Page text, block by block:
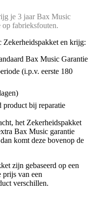
je 3 jaar Bax Music
op fabrieksfouten.
en krijg:
Bax Music Garantie
(i.p.v. eerste 180
product bij reparatie
het Zekerheidspakket
Bax Music garantie
komt deze bovenop de
zijn gebaseerd op een
prijs van een
verschillen.